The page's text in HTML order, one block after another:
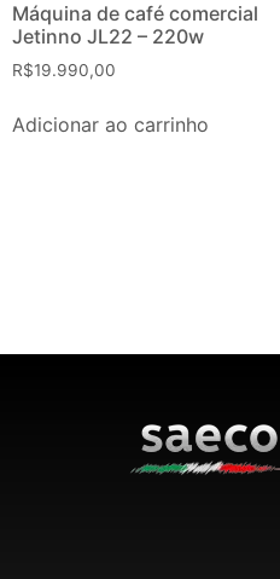
Máquina de café comercial
Jetinno JL22 – 220w
R$19.990,00
Adicionar ao carrinho